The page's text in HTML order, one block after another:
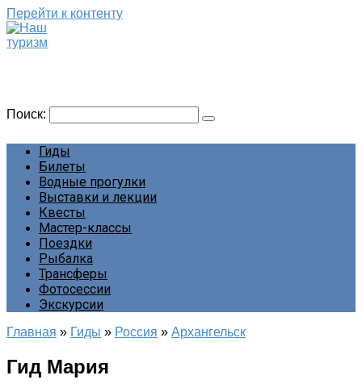
Перейти к контенту
Поиск:
Гиды
Билеты
Водные прогулки
Выставки и лекции
Квесты
Мастер-классы
Поездки
Рыбалка
Трансферы
Фотосессии
Экскурсии
Главная » Гиды » Россия » Архангельск
Гид Мария